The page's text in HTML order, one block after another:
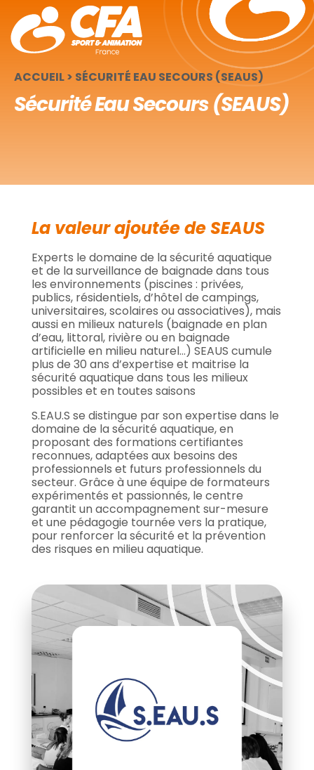
ACCUEIL> SÉCURITÉ EAU SECOURS (SEAUS)
Sécurité Eau Secours (SEAUS)
La valeur ajoutée de SEAUS
Experts le domaine de la sécurité aquatique
et de la surveillance de baignade dans tous
les environnements (piscines : privées,
publics, résidentiels, d’hôtel de campings,
universitaires, scolaires ou associatives), mais
aussi en milieux naturels (baignade en plan
d’eau, littoral, rivière ou en baignade
artificielle en milieu naturel…) SEAUS cumule
plus de 30 ans d’expertise et maitrise la
sécurité aquatique dans tous les milieux
possibles et en toutes saisons
S.EAU.S se distingue par son expertise dans le
domaine de la sécurité aquatique, en
proposant des formations certifiantes
reconnues, adaptées aux besoins des
professionnels et futurs professionnels du
secteur. Grâce à une équipe de formateurs
expérimentés et passionnés, le centre
garantit un accompagnement sur-mesure
et une pédagogie tournée vers la pratique,
pour renforcer la sécurité et la prévention
des risques en milieu aquatique.
Panneau de gestion des cookies